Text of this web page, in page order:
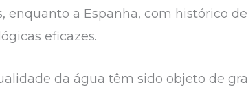
enquanto a Espanha, com histórico
eficazes.
da água têm sido objeto de